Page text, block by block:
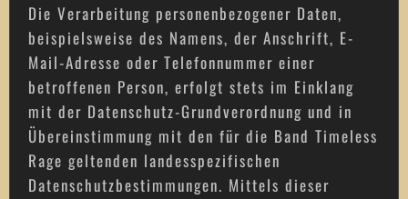
Die Verarbeitung personenbezogener Daten,
beispielsweise des Namens, der Anschrift, E-
Mail-Adresse oder Telefonnummer einer
betroffenen Person, erfolgt stets im Einklang
mit der Datenschutz-Grundverordnung und in
Übereinstimmung mit den für die Band Timeless
Rage geltenden landesspezifischen
Datenschutzbestimmungen. Mittels dieser